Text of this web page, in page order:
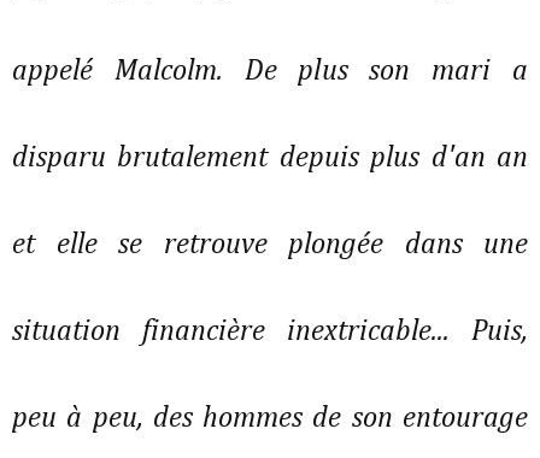
appelé Malcolm. De plus son mari a
disparu brutalement depuis plus d'an an
et elle se retrouve plongée dans une
situation financière inextricable... Puis,
peu à peu, des hommes de son entourage